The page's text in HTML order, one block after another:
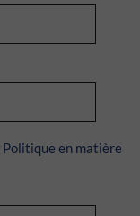
Politique en matière